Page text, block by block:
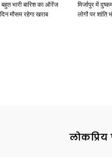
बहुत भारी बारिश का ऑरेंज
मौसम रहेगा खराब
मिर्जापुर में
लोगों पर शांति
लोकप्रिय